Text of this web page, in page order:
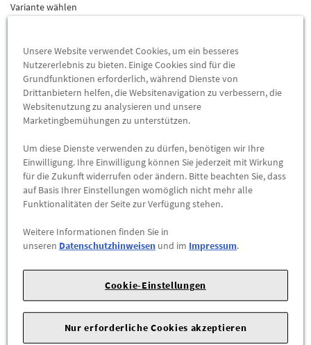
Variante wählen
Versand heutebei Bestellung innerhalb0Std.36
Lieferung
(Grundpreis proSatz =1.142,40
Preis inkl.19%
MwSt.
Versandkostenfrei
1.142,40 €
-
ZUM WARENKORB HINZUFÜGEN
69 db (B)
Unsere Website verwendet Cookies, um ein besseres
Nutzererlebnis zu bieten. Einige Cookies sind für die
Grundfunktionen erforderlich, während Dienste von
Drittanbietern helfen, die Websitenavigation zu verbessern, die
Websitenutzung zu analysieren und unsere
Marketingbemühungen zu unterstützen.
Um diese Dienste verwenden zu dürfen, benötigen wir Ihre
Einwilligung. Ihre Einwilligung können Sie jederzeit mit Wirkung
für die Zukunft widerrufen oder ändern. Bitte beachten Sie, dass
auf Basis Ihrer Einstellungen womöglich nicht mehr alle
Funktionalitäten der Seite zur Verfügung stehen.
Weitere Informationen finden Sie in
unseren Datenschutzhinweisen und im Impressum.
Cookie-Einstellungen
Nur erforderliche Cookies akzeptieren